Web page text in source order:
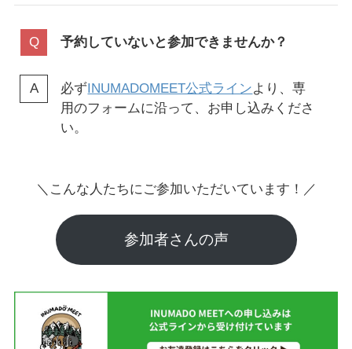
予約していないと参加できませんか？
必ずINUMADOMEET公式ラインより、専
用のフォームに沿って、お申し込みくださ
い。
＼こんな人たちにご参加いただいています！／
参加者さんの声